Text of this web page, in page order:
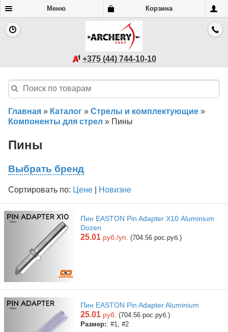
Меню Корзина
+375 (44) 744-10-10
Главная » Каталог » Стрелы и комплектующие »
Компоненты для стрел » Пины
Пины
Выбрать бренд
Сортировать по: Цене Новизне
Пин EASTON Pin Adapter Х10 Aluminium
Dozen
25.01 руб./уп. (704.56 рос.руб.)
Пин EASTON Pin Adapter Aluminium
25.01 руб. (704.56 рос.руб.)
Размер:: #1, #2